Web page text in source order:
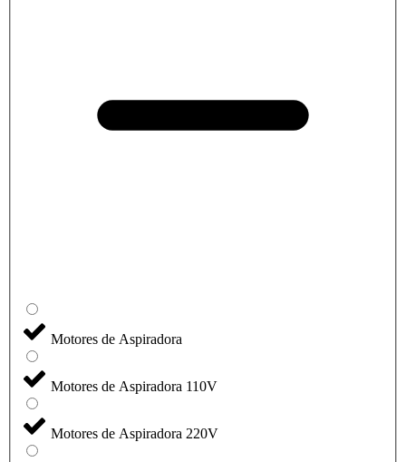
Motores de Aspiradora
Motores de Aspiradora 110V
Motores de Aspiradora 220V